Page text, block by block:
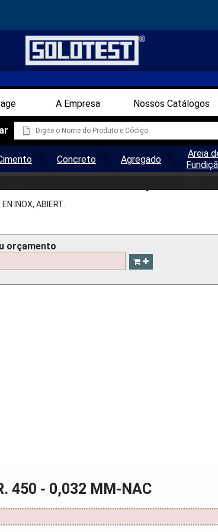
A Empresa Nossos Catálogos
Concreto Agregado
Areia
INOX, ABIERT.
orçamento
450 - 0,032 MM-NAC